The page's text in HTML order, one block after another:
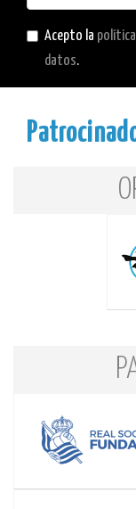
Acepto la
datos.